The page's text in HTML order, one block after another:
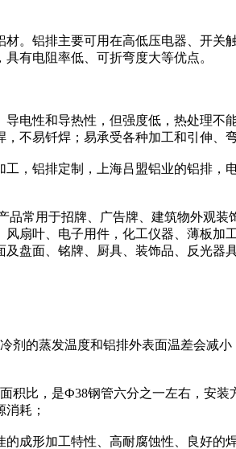
。铝排主要可用在高低压电器、开关触
有电阻率低、可折弯度大等优点。
电性和导热性，但强度低，热处理不
不易钎焊；易承受各种加工和引伸、弯
，铝排定制，上海吕盟铝业的铝排，
品常用于招牌、广告牌、建筑物外观装
扇叶、电子用件，化工仪器、薄板加工
盘面、铭牌、厨具、装饰品、反光器具
剂的蒸发温度和铝排外表面温差会减小
积比，是Ф38钢管六分之一左右，安装
耗；
成形加工特性、高耐腐蚀性、良好的